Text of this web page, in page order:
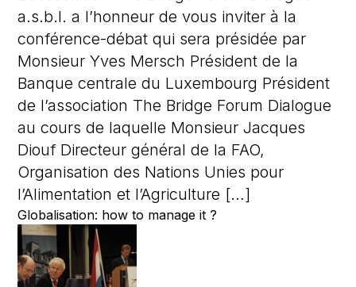
a.s.b.l. a l’honneur de vous inviter à la
conférence-débat qui sera présidée par
Monsieur Yves Mersch Président de la
Banque centrale du Luxembourg Président
de l’association The Bridge Forum Dialogue
au cours de laquelle Monsieur Jacques
Diouf Directeur général de la FAO,
Organisation des Nations Unies pour
l’Alimentation et l’Agriculture […]
Globalisation: how to manage it ?